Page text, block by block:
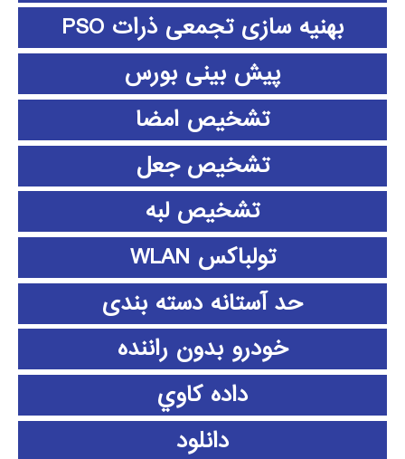
بهنیه سازی تجمعی ذرات PSO
پیش بینی بورس
تشخیص امضا
تشخیص جعل
تشخیص لبه
تولباکس WLAN
حد آستانه دسته بندی
خودرو بدون راننده
داده كاوي
دانلود